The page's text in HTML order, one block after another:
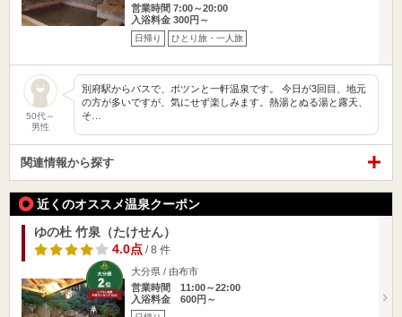
営業時間 7:00～20:00
入浴料金 300円～
日帰り ひとり旅・一人旅
50代～
男性
別府駅からバスで、ポツンと一軒温泉です。 今日が3回目、地元
の方が多いですが、気にせず楽しみます。熱湯とぬる湯と露天、
そ…
関連情報から探す
近くのオススメ温泉クーポン
ゆの杜 竹泉（たけせん）
4.0点/ 8 件
大分県 / 由布市
営業時間 11:00～22:00
入浴料金 600円～